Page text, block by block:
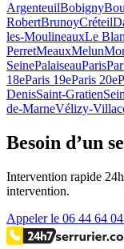
ArgenteuilBobigny
RobertBrunoyCréteil
les-MoulineauxLe
PerretMeauxMelun
SeinePalaiseauParis
18eParis 19eParis 20e
DenisSaint-Gratien
de-MarneVélizy-
Besoin d’un
Intervention rapide
intervention.
Appeler le 06 44 64